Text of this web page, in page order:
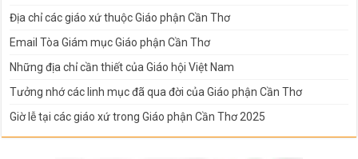
Địa chỉ các giáo xứ thuộc Giáo phận Cần Thơ
Email Tòa Giám mục Giáo phận Cần Thơ
Những địa chỉ cần thiết của Giáo hội Việt Nam
Tưởng nhớ các linh mục đã qua đời của Giáo phận Cần Thơ
Giờ lễ tại các giáo xứ trong Giáo phận Cần Thơ 2025